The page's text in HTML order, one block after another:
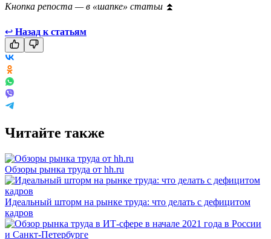
Кнопка репоста — в «шапке» статьи ⏫
↩ Назад к статьям
Читайте также
Обзоры рынка труда от hh.ru
Идеальный шторм на рынке труда: что делать с дефицитом
кадров